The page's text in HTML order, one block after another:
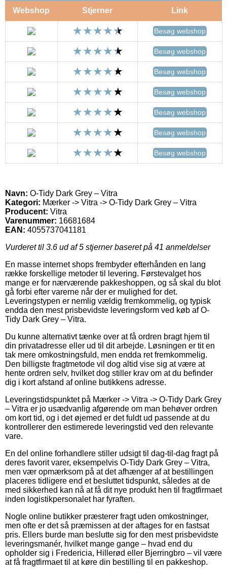
Webshop Stjerner Link
Besøg webshop
Besøg webshop
Besøg webshop
Besøg webshop
Besøg webshop
Besøg webshop
Besøg webshop
Navn: O-Tidy Dark Grey – Vitra
Kategori: Mærker -> Vitra -> O-Tidy Dark Grey – Vitra
Producent: Vitra
Varenummer: 16681684
EAN: 4055737041181
Vurderet til 3.6 ud af 5 stjerner baseret på 41 anmeldelser
En masse internet shops frembyder efterhånden en lang
række forskellige metoder til levering. Førstevalget hos
mange er for nærværende pakkeshoppen, og så skal du blot
gå forbi efter varerne når der er mulighed for det.
Leveringstypen er nemlig vældig fremkommelig, og typisk
endda den mest prisbevidste leveringsform ved køb af O-
Tidy Dark Grey – Vitra.
Du kunne alternativt tænke over at få ordren bragt hjem til
din privatadresse eller ud til dit arbejde. Løsningen er tit en
tak mere omkostningsfuld, men endda ret fremkommelig.
Den billigste fragtmetode vil dog altid vise sig at være at
hente ordren selv, hvilket dog stiller krav om at du befinder
dig i kort afstand af online butikkens adresse.
Leveringstidspunktet på Mærker -> Vitra -> O-Tidy Dark Grey
– Vitra er jo usædvanlig afgørende om man behøver ordren
om kort tid, og i det øjemed er det fuldt ud passende at du
kontrollerer den estimerede leveringstid ved den relevante
vare.
En del online forhandlere stiller udsigt til dag-til-dag fragt på
deres favorit varer, eksempelvis O-Tidy Dark Grey – Vitra,
men vær opmærksom på at det afhænger af at bestillingen
placeres tidligere end et besluttet tidspunkt, således at de
med sikkerhed kan nå at få dit nye produkt hen til fragtfirmaet
inden logistikpersonalet har fyraften.
Nogle online butikker præsterer fragt uden omkostninger,
men ofte er det så præmissen at der aftages for en fastsat
pris. Ellers burde man beslutte sig for den mest prisbevidste
leveringsmanér, hvilket mange gange – hvad end du
opholder sig i Fredericia, Hillerød eller Bjerringbro – vil være
at få fragtfirmaet til at køre din bestilling til en pakkeshop.